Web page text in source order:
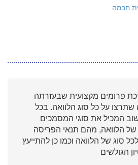
חכמה
פרומים מקצועית שבעזרתה
שתרצו על כל סוג הלוואה. בכל
המכיל את סוגי המסמכים
של הלוואה, מהם תנאי הפריסה
סוג של הלוואה וכמו כן להתייעץ
הגולשים